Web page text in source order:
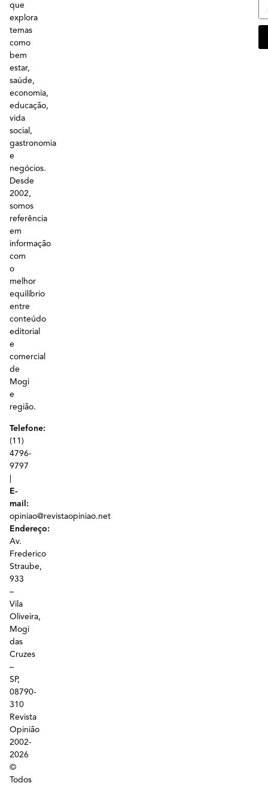
que
explora
temas
como
bem
estar,
saúde,
economia,
educação,
vida
social,
gastronomia
e
negócios.
Desde
2002,
somos
referência
em
informação
com
o
melhor
equilíbrio
entre
conteúdo
editorial
e
comercial
de
Mogi
e
região.
Telefone:
(11)
4796-
9797
E-
mail:
opiniao@revistaopiniao.net
Endereço:
Av.
Frederico
Straube,
933
–
Vila
Oliveira,
Mogi
das
Cruzes
–
SP,
08790-
310
Revista
Opinião
2002-
2026
©
Todos